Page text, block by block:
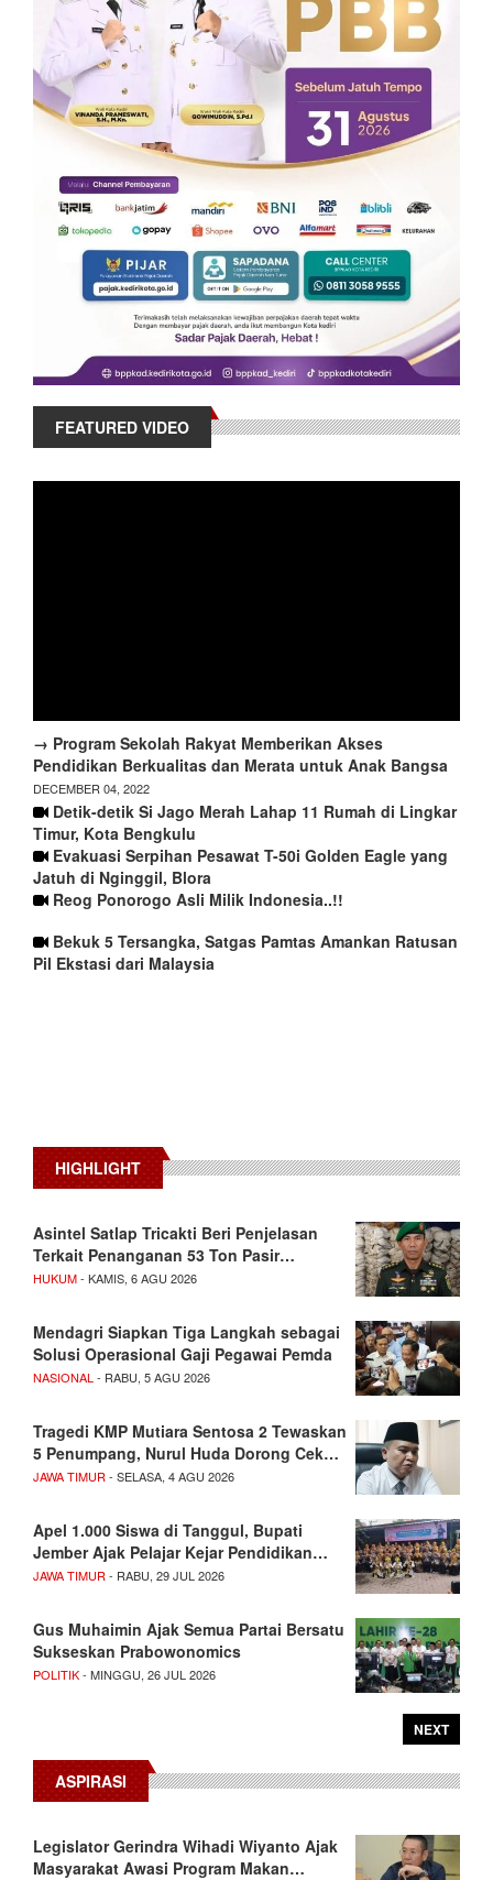
FEATURED VIDEO
→ Program Sekolah Rakyat Memberikan Akses
Pendidikan Berkualitas dan Merata untuk Anak Bangsa
DECEMBER 04, 2022
Detik-detik Si Jago Merah Lahap 11 Rumah di Lingkar
Timur, Kota Bengkulu
Evakuasi Serpihan Pesawat T-50i Golden Eagle yang
Jatuh di Nginggil, Blora
Reog Ponorogo Asli Milik Indonesia..!!
Bekuk 5 Tersangka, Satgas Pamtas Amankan Ratusan
Pil Ekstasi dari Malaysia
HIGHLIGHT
Asintel Satlap Tricakti Beri Penjelasan
Terkait Penanganan 53 Ton Pasir…
HUKUM- KAMIS, 6 AGU 2026
Mendagri Siapkan Tiga Langkah sebagai
Solusi Operasional Gaji Pegawai Pemda
NASIONAL - RABU, 5 AGU 2026
Tragedi KMP Mutiara Sentosa 2 Tewaskan
5 Penumpang, Nurul Huda Dorong Cek…
JAWA TIMUR - SELASA, 4 AGU 2026
Apel 1.000 Siswa di Tanggul, Bupati
Jember Ajak Pelajar Kejar Pendidikan…
JAWA TIMUR - RABU, 29 JUL 2026
Gus Muhaimin Ajak Semua Partai Bersatu
Sukseskan Prabowonomics
POLITIK- MINGGU, 26 JUL 2026
NEXT
ASPIRASI
Legislator Gerindra Wihadi Wiyanto Ajak
Masyarakat Awasi Program Makan…